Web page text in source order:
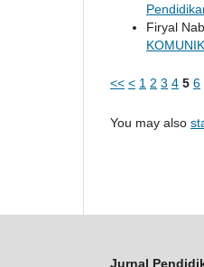
Firyal
<< < 1 2 3 4 5 6
You may also
Jurnal